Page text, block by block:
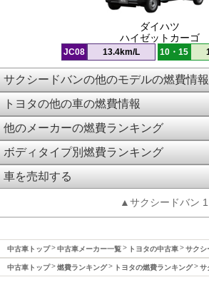
ダイハツ
ハイゼットカーゴ
JC08 13.4km/L 10・15
サクシードバンの他のモデルの燃費情報
トヨタの他の車の燃費情報
他のメーカーの燃費ランキング
ボディタイプ別燃費ランキング
車を売却する
▲サクシードバン
中古車トップ 中古車メーカー一覧 トヨタの中古車 サクシ
中古車トップ 燃費ランキング トヨタの燃費ランキング サ